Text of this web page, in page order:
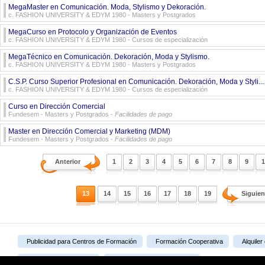
MegaMaster en Comunicación. Moda, Stylismo y Dekoración.
c. FASHION UNIVERSITY & EDYM 1980 - Masters y Postgrados
MegaCurso en Protocolo y Organización de Eventos
c. FASHION UNIVERSITY & EDYM 1980 - Cursos de especialización
MegaTécnico en Comunicación. Dekoración, Moda y Stylismo.
c. FASHION UNIVERSITY & EDYM 1980 - Masters y Postgrados
C.S.P. Curso Superior Profesional en Comunicación. Dekoración, Moda y Styli...
c. FASHION UNIVERSITY & EDYM 1980 - Cursos de especialización
Curso en Dirección Comercial
Fundesem - Masters y Postgrados - Facilidades de pago
Master en Dirección Comercial y Marketing (MDM)
Fundesem - Masters y Postgrados - Facilidades de pago
Anterior 1 2 3 4 5 6 7 8 9
13 14 15 16 17 18 19
Publicidad para Centros de Formación Formación Cooperativa Alquiler